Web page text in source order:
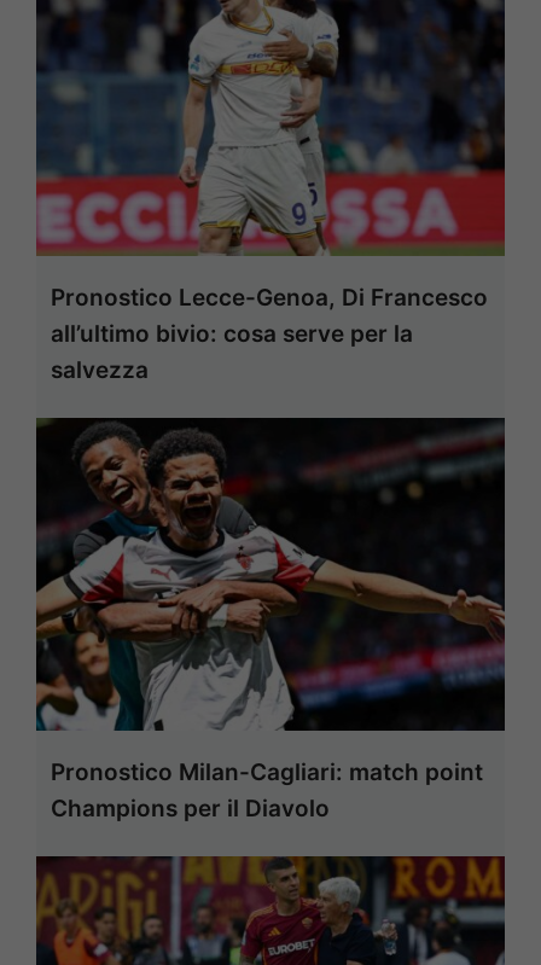
Pronostico Lecce-Genoa, Di Francesco
all’ultimo bivio: cosa serve per la
salvezza
Pronostico Milan-Cagliari: match point
Champions per il Diavolo